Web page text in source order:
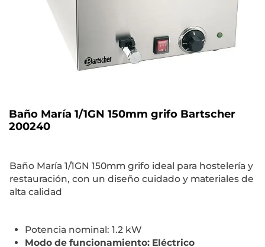
Baño María 1/1GN 150mm grifo Bartscher
200240
Baño María 1/1GN 150mm grifo ideal para hostelería y
restauración, con un diseño cuidado y materiales de
alta calidad
Potencia nominal: 1.2 kW
Modo de funcionamiento: Eléctrico